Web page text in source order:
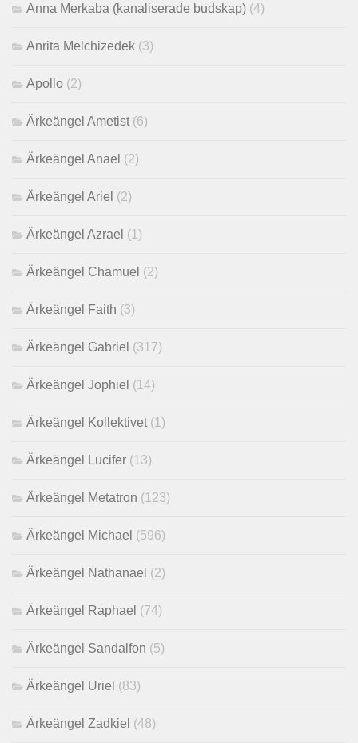
Anna Merkaba (kanaliserade budskap) (4)
Anrita Melchizedek (3)
Apollo (2)
Ärkeängel Ametist (6)
Ärkeängel Anael (2)
Ärkeängel Ariel (2)
Ärkeängel Azrael (1)
Ärkeängel Chamuel (2)
Ärkeängel Faith (3)
Ärkeängel Gabriel (317)
Ärkeängel Jophiel (14)
Ärkeängel Kollektivet (1)
Ärkeängel Lucifer (13)
Ärkeängel Metatron (123)
Ärkeängel Michael (596)
Ärkeängel Nathanael (2)
Ärkeängel Raphael (74)
Ärkeängel Sandalfon (5)
Ärkeängel Uriel (83)
Ärkeängel Zadkiel (48)